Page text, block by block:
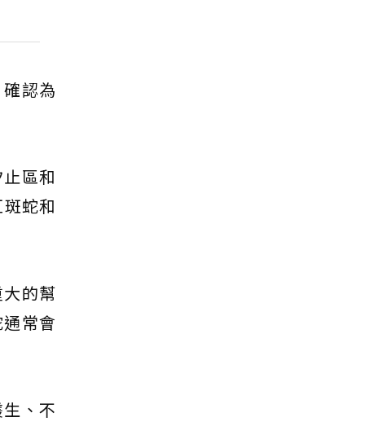
認為
區和
蛇和
的幫
常會
、不